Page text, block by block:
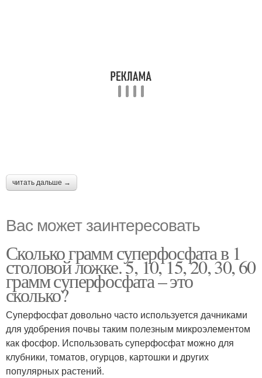
читать дальше →
Вас может заинтересовать
Сколько грамм суперфосфата в 1
столовой ложке. 5, 10, 15, 20, 30, 60
грамм суперфосфата – это
сколько?
Суперфосфат довольно часто используется дачниками
для удобрения почвы таким полезным микроэлементом
как фосфор. Использовать суперфосфат можно для
клубники, томатов, огурцов, картошки и других
популярных растений.